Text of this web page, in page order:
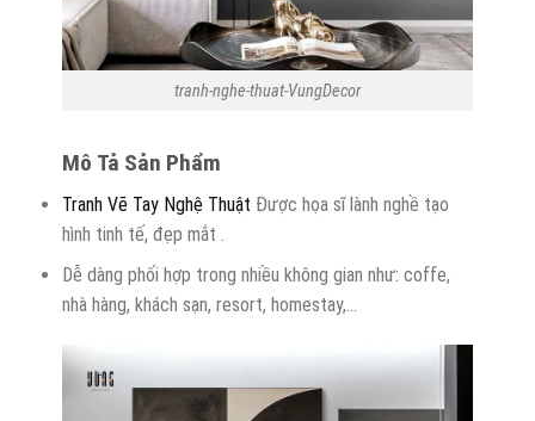
tranh-nghe-thuat-VungDecor
Mô Tả Sản Phẩm
Tranh Vẽ Tay Nghệ Thuật Được họa sĩ lành nghề tạo
hình tinh tế, đẹp mắt .
Dễ dàng phối hợp trong nhiều không gian như: coffe,
nhà hàng, khách sạn, resort, homestay,…